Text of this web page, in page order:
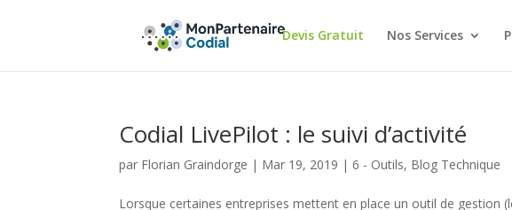
Devis Gratuit Nos Services
Codial LivePilot : le suivi d’activité
par Florian Graindorge | Mar 19, 2019 |6 - Outils, Blog Technique
Lorsque certaines entreprises mettent en place un outil de gestion